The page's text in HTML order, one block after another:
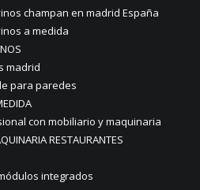
champan en madrid España
a medida
madrid
para paredes
con mobiliario y maquinaria
RESTAURANTES
integrados